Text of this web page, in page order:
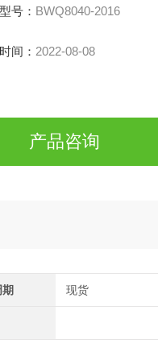
号： BWQ8040-2016
间： 2022-08-08
产品咨询
现货